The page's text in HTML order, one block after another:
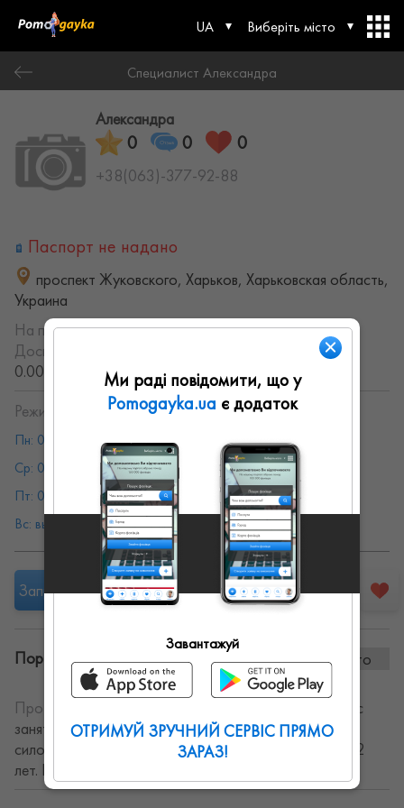
UA Виберіть місто
Специалист Александра
Александра
0 0 0
+38(063)-377-92-88
Паспорт не надано
проспект Жуковского, Харьков, Харьковская область,
Украина
На порталі з:12.08.2021
Досвід роботи:
с 2021 года (4.9934218501027 лет,
0.00148538886571 месяцев)
Режим работы:
Пн: 08:00 - 19:00
Вт: 08:00 - 19:00
Ср: 08:00 - 19:00
Чт: 08:00 - 19:00
Пт: 08:00 - 19:00
Сб: 08:00 - 19:00
Вс: выходной
Запропонувати роботу
Портфоліо винаних робіт: 0 фото
Про себе:
Предоставляю услуги личного тренера, час
занятий 100 грн. Веду групповые занятия: пилатес,
силовые тренировки, стретчинг. Опыт работы более 2
лет. Приведу ваше тело в тонус!
Ми раді повідомити, що у
Pomogayka.ua є додаток
Завантажуй
ОТРИМУЙ ЗРУЧНИЙ СЕРВІС ПРЯМО
ЗАРАЗ!